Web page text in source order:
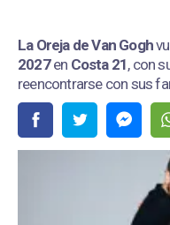
La Oreja de Van Gogh
2027en Costa 21, con
reencontrarse con sus